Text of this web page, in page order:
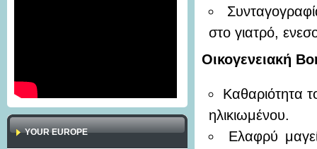
YOUR EUROPE
στο γιατρό,
Οικογενειακή
Καθαριότητα
ηλικιωμένου.
Ελαφρύ